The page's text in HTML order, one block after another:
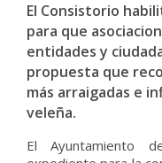
El Consistorio
para que
entidades y
propuesta que
más arraigadas e
veleña.
El Ayuntamiento